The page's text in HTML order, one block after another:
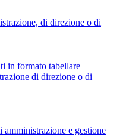
di direzione o di
in formato tabellare
di direzione o di
e gestione